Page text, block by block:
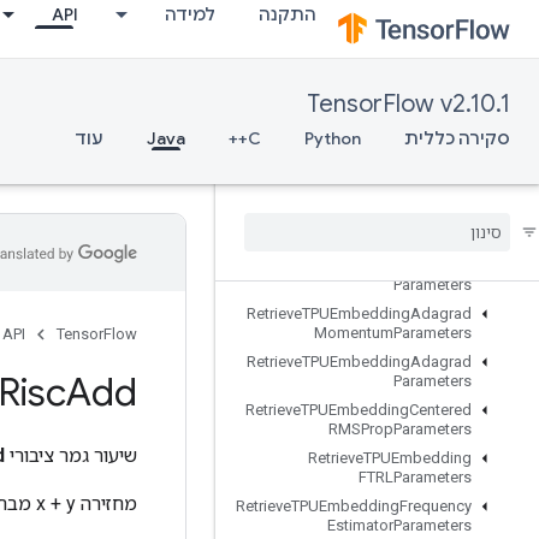
התקנה למידה API
TensorFlow v2.10.1
סקירה כללית Python
C++
Java עוד
ResourceScatterSub
ResourceScatterUpdate
ResourceSparseApplyKerasMomentum
ResourceStridedSliceAssign
Parameters
Parameters
RetrieveTPUEmbeddingAdagrad
MomentumParameters
RetrieveTPUEmbeddingAdagrad
Parameters
RetrieveTPUEmbeddingCentered
RMSPropParameters
RetrieveTPUEmbedding
FTRLParameters
RetrieveTPUEmbeddingFrequency
EstimatorParameters
TensorFlow
API
Add
שיעור גמר ציבורי
מחזירה x + y מבחינת אלמנט.